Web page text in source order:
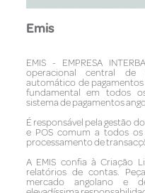
Emis
EMIS - EMPRESA
operacional central de
automático de pagamentos
fundamental em todos
sistema de pagamentos
É responsável pela gestão
e POS comum a todos
processamento de
A EMIS confia à Criação
relatórios de contas.
mercado angolano e